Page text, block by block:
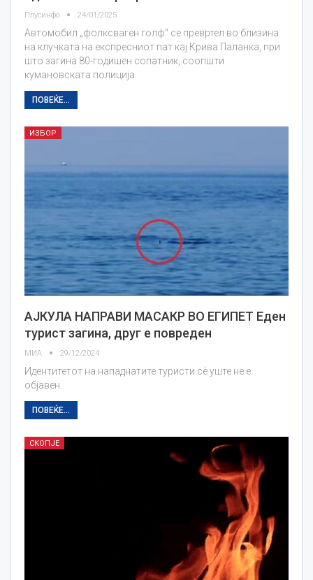
Плусинфо 24/01/2025
Автомобил „фолксваген голф“ се превртел во близина
на клучката на експресниот пат кај Крива Паланка, при
што загина 80-годишен сопатник, соопшти
кумановската полиција.
ПОВЕЌЕ...
ИЗБОР
АЈКУЛА НАПРАВИ МАСАКР ВО ЕГИПЕТ Еден
турист загина, друг е повреден
МИА 29/12/2024
Идентитетот на нападнатите туристи сѐ уште не е
објавен.
ПОВЕЌЕ...
СКОПЈЕ